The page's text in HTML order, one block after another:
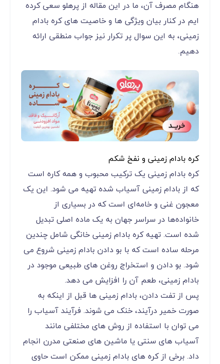
هنگام مصرف آن، ما در این مقاله از پرهلو سعی کرده
ایم در کنار بیان ویژگی ها و خاصیت های کره بادام
زمینی، به این سوال پر تکرار نیز جواب منطقی ارائه
دهیم.
کره بادام زمینی و نفخ شکم
کره بادام زمینی یک ترکیب محبوب و همه کاره است
که از بادام زمینی آسیاب شده تهیه می شود. این یک
معجون غنی و خامه‌ای است که در بسیاری از
خانواده‌ها در سراسر جهان به یک ماده اصلی تبدیل
شده است. تهیه کره بادام زمینی خانگی شامل چندین
مرحله ساده است که با بو دادن بادام زمینی شروع می
شود. بو دادن و استخراج روغن های طبیعی موجود در
بادام زمینی، طعم آن را افزایش می دهد.
پس از تفت دادن، بادام زمینی ها قبل از اینکه به
صورت خمیر درآیند، خنک می شوند. فرآیند آسیاب را
می توان با استفاده از روش های مختلفی مانند
آسیاب های سنتی یا ماشین های صنعتی مدرن انجام
داد. برخی از کره های بادام زمینی ممکن است حاوی